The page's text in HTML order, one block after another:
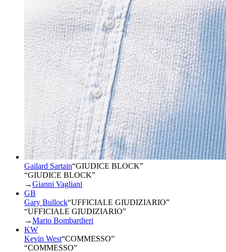
Gailard Sartain“GIUDICE BLOCK”
“GIUDICE BLOCK”
→Gianni Vagliani
GB
Gary Bullock“UFFICIALE GIUDIZIARIO”
“UFFICIALE GIUDIZIARIO”
→Mario Bombardieri
KW
Kevin West“COMMESSO”
“COMMESSO”